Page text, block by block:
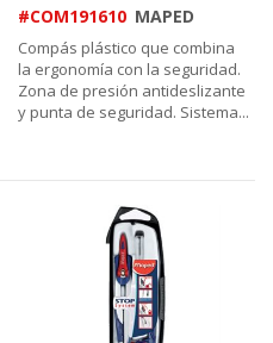
#COM191610 MAPED
Compás plástico que combina
la ergonomía con la seguridad.
Zona de presión antideslizante
y punta de seguridad. Sistema...